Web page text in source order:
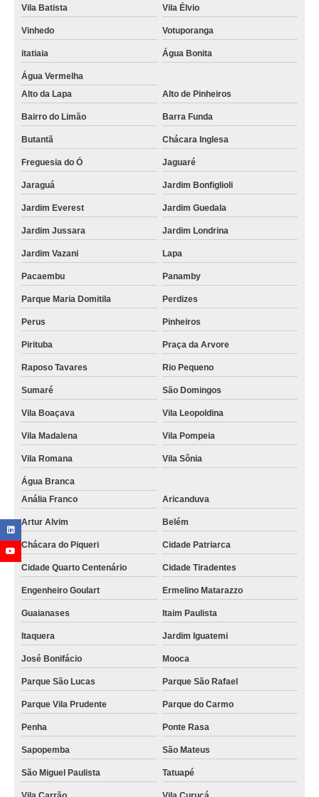
Vila Batista Vila Élvio
Vinhedo Votuporanga
itatiaia Água Bonita
Água Vermelha
Alto da Lapa
Alto de Pinheiros
Bairro do Limão Barra Funda
Butantã Chácara Inglesa
Freguesia do Ó Jaguaré
Jaraguá Jardim Bonfiglioli
Jardim Everest Jardim Guedala
Jardim Jussara Jardim Londrina
Jardim Vazani Lapa
Pacaembu Panamby
Parque Maria Domitila Perdizes
Perus Pinheiros
Pirituba Praça da Arvore
Raposo Tavares Rio Pequeno
Sumaré São Domingos
Vila Boaçava Vila Leopoldina
Vila Madalena Vila Pompeia
Vila Romana Vila Sônia
Água Branca
Anália Franco
Aricanduva
Artur Alvim Belém
Chácara do Piqueri Cidade Patriarca
Cidade Quarto Centenário Cidade Tiradentes
Engenheiro Goulart Ermelino Matarazzo
Guaianases Itaim Paulista
Itaquera Jardim Iguatemi
José Bonifácio Mooca
Parque São Lucas Parque São Rafael
Parque Vila Prudente Parque do Carmo
Penha Ponte Rasa
Sapopemba São Mateus
São Miguel Paulista Tatuapé